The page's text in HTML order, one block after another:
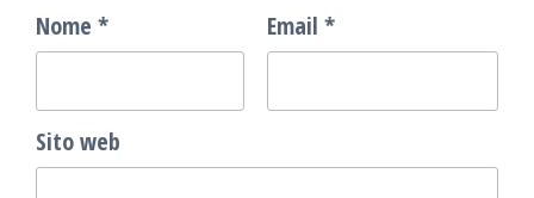
Nome * Email *
Sito web